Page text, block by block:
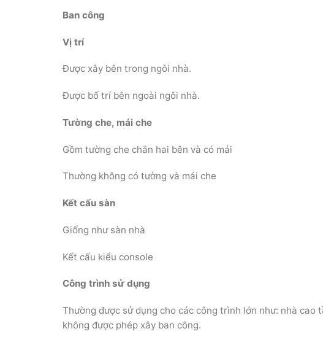
Ban công
Vị trí
Được xây bên trong ngôi nhà.
Được bố trí bên ngoài ngôi nhà.
Tường che, mái che
Gồm tường che chắn hai bên và có mái
Thường không có tường và mái che
Kết cấu sàn
Giống như sàn nhà
Kết cấu kiểu console
Công trình sử dụng
Thường được sử dụng cho các công trình lớn như: nhà cao
không được phép xây ban công.